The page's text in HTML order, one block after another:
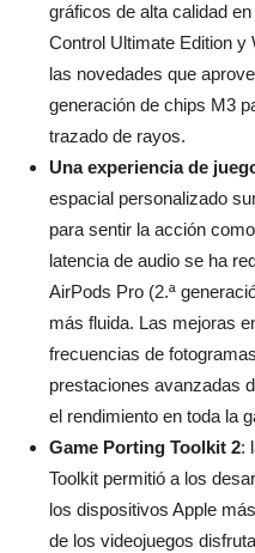
gráficos de alta calidad
Control Ultimate Edition y
las novedades que
generación de chips M3
trazado de rayos.
Una experiencia de
espacial personalizado
para sentir la acción
latencia de audio se ha
AirPods Pro (2.ª
más fluida. Las mejoras
frecuencias de
prestaciones avanzadas
el rendimiento en toda la
Game Porting Toolkit 2:
Toolkit permitió a los
los dispositivos Apple
de los videojuegos